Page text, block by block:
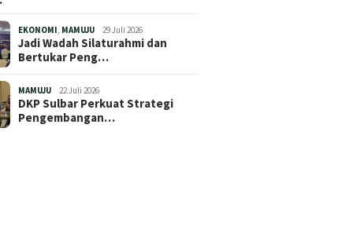
EKONOMI MAMUJU 29 Juli 2026
Jadi Wadah Silaturahmi dan
Bertukar Peng…
MAMUJU 22 Juli 2026
DKP Sulbar Perkuat Strategi
Pengembangan…